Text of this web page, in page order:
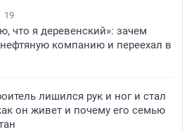
19
что я деревенский»: зачем
компанию и переехал в
лишился рук и ног и стал
он живет и почему его семью